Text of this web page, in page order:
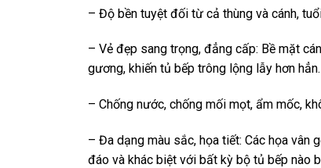
– Độ bền tuyệt đối từ cả thùng và cánh,
– Vẻ đẹp sang trọng, đẳng cấp: Bề mặt
gương, khiến tủ bếp trông lộng lẫy hơn hẳn.
– Chống nước, chống mối mọt, ẩm mốc,
– Đa dạng màu sắc, họa tiết: Các họa vân
đáo và khác biệt với bất kỳ bộ tủ bếp nào